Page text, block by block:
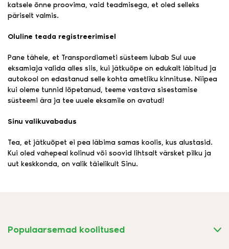
katsele õnne proovima, vaid teadmisega, et oled selleks
päriselt valmis.
Oluline teada registreerimisel
Pane tähele, et Transpordiameti süsteem lubab Sul uue
eksamiaja valida alles siis, kui jätkuõpe on edukalt läbitud ja
autokool on edastanud selle kohta ametliku kinnituse. Niipea
kui oleme tunnid lõpetanud, teeme vastava sisestamise
süsteemi ära ja tee uuele eksamile on avatud!
Sinu valikuvabadus
Tea, et jätkuõpet ei pea läbima samas koolis, kus alustasid.
Kui oled vahepeal kolinud või soovid lihtsalt värsket pilku ja
uut keskkonda, on valik täielikult Sinu.
Populaarsemad koolitused